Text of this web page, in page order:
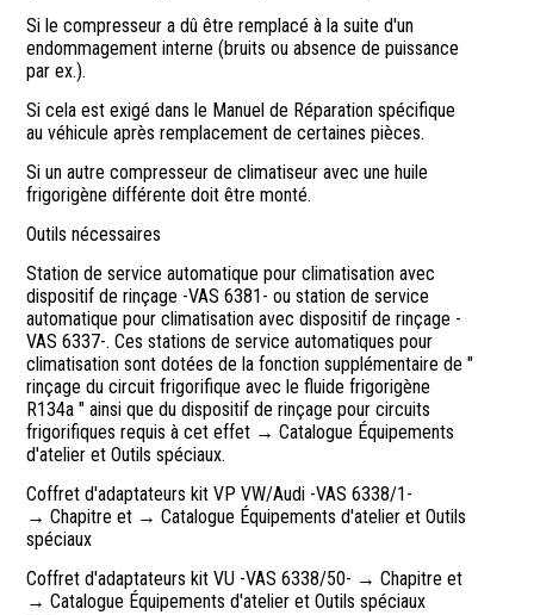
Si le compresseur a dû être remplacé à la suite d'un
endommagement interne (bruits ou absence de puissance
par ex.).
Si cela est exigé dans le Manuel de Réparation spécifique
au véhicule après remplacement de certaines pièces.
Si un autre compresseur de climatiseur avec une huile
frigorigène différente doit être monté.
Outils nécessaires
Station de service automatique pour climatisation avec
dispositif de rinçage -VAS 6381- ou station de service
automatique pour climatisation avec dispositif de rinçage -
VAS 6337-. Ces stations de service automatiques pour
climatisation sont dotées de la fonction supplémentaire de "
rinçage du circuit frigorifique avec le fluide frigorigène
R134a " ainsi que du dispositif de rinçage pour circuits
frigorifiques requis à cet effet → Catalogue Équipements
d'atelier et Outils spéciaux.
Coffret d'adaptateurs kit VP VW/Audi -VAS 6338/1-
→ Chapitre et → Catalogue Équipements d'atelier et Outils
spéciaux
Coffret d'adaptateurs kit VU -VAS 6338/50- → Chapitre et
→ Catalogue Équipements d'atelier et Outils spéciaux